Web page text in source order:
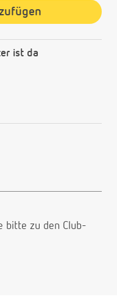
ist da
bitte zu den Club-